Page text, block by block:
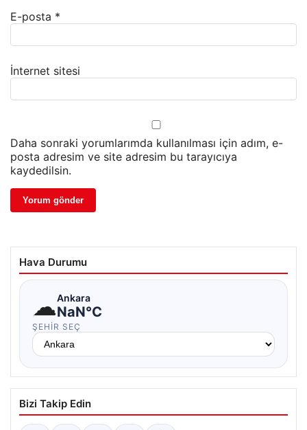
E-posta *
İnternet sitesi
Daha sonraki yorumlarımda kullanılması için adım, e-
posta adresim ve site adresim bu tarayıcıya
kaydedilsin.
Hava Durumu
☁Ankara
NaN°C
ŞEHIR SEÇ
Bizi Takip Edin